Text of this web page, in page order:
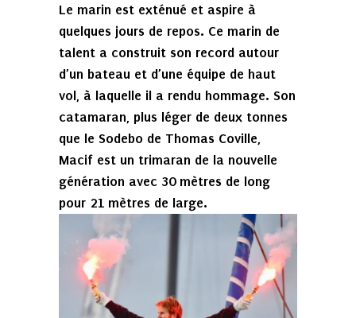
Le marin est exténué et aspire à
quelques jours de repos. Ce marin de
talent a construit son record autour
d’un bateau et d’une équipe de haut
vol, à laquelle il a rendu hommage. Son
catamaran, plus léger de deux tonnes
que le Sodebo de Thomas Coville,
Macif est un trimaran de la nouvelle
génération avec 30 mètres de long
pour 21 mètres de large.